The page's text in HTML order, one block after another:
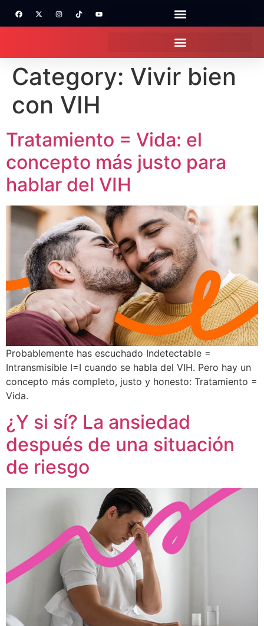
Category: Vivir bien
con VIH
Tratamiento = Vida: el
concepto más justo para
hablar del VIH
Probablemente has escuchado Indetectable =
Intransmisible I=I cuando se habla del VIH. Pero hay un
concepto más completo, justo y honesto: Tratamiento =
Vida.
¿Y si sí? La ansiedad
después de una situación
de riesgo